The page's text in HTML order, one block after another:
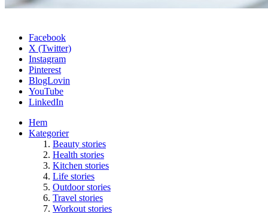
Facebook
X (Twitter)
Instagram
Pinterest
BlogLovin
YouTube
LinkedIn
Hem
Kategorier
Beauty stories
Health stories
Kitchen stories
Life stories
Outdoor stories
Travel stories
Workout stories